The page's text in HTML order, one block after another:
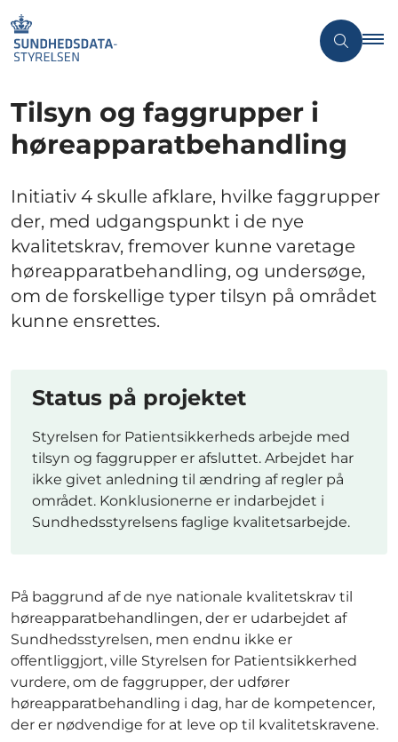
Tilsyn og faggrupper i
høreapparatbehandling
Initiativ 4 skulle afklare, hvilke faggrupper
der, med udgangspunkt i de nye
kvalitetskrav, fremover kunne varetage
høreapparatbehandling, og undersøge,
om de forskellige typer tilsyn på området
kunne ensrettes.
Status på projektet
Styrelsen for Patientsikkerheds arbejde med
tilsyn og faggrupper er afsluttet. Arbejdet har
ikke givet anledning til ændring af regler på
området. Konklusionerne er indarbejdet i
Sundhedsstyrelsens faglige kvalitetsarbejde.
På baggrund af de nye nationale kvalitetskrav til
høreapparatbehandlingen, der er udarbejdet af
Sundhedsstyrelsen, men endnu ikke er
offentliggjort, ville Styrelsen for Patientsikkerhed
vurdere, om de faggrupper, der udfører
høreapparatbehandling i dag, har de kompetencer,
der er nødvendige for at leve op til kvalitetskravene.